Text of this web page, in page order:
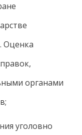
Оценка
органами
уголовно